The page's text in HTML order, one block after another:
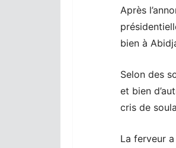
Après
bien à
Selon des
et bien
cris de
La ferveur